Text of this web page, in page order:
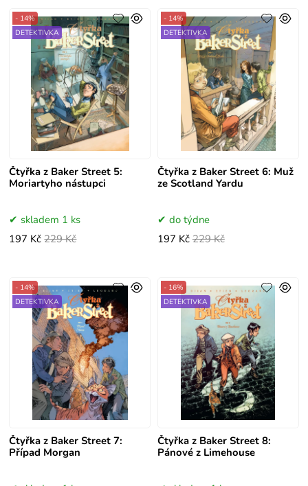
Čtyřka z Baker Street 5:
Moriartyho nástupci
- 14%
DETEKTIVKA
skladem 1 ks
197 Kč 229 Kč
Čtyřka z Baker Street 6: Muž
ze Scotland Yardu
- 14%
DETEKTIVKA
do týdne
197 Kč 229 Kč
Čtyřka z Baker Street 7:
Případ Morgan
- 14%
DETEKTIVKA
Čtyřka z Baker Street 8:
Pánové z Limehouse
- 16%
DETEKTIVKA